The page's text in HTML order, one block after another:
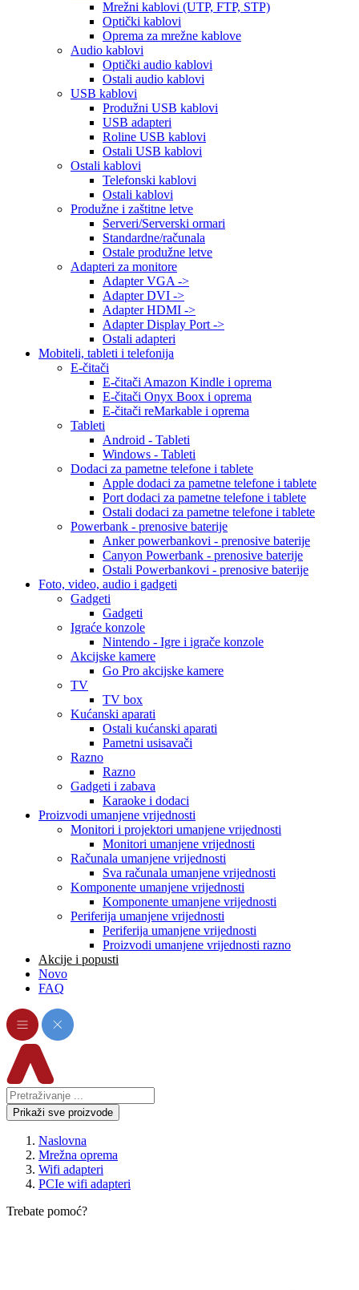
Mrežni kablovi (UTP, FTP, STP)
Optički kablovi
Oprema za mrežne kablove
Audio kablovi
Optički audio kablovi
Ostali audio kablovi
USB kablovi
Produžni USB kablovi
USB adapteri
Roline USB kablovi
Ostali USB kablovi
Ostali kablovi
Telefonski kablovi
Ostali kablovi
Produžne i zaštitne letve
Serveri/Serverski ormari
Standardne/računala
Ostale produžne letve
Adapteri za monitore
Adapter VGA ->
Adapter DVI ->
Adapter HDMI ->
Adapter Display Port ->
Ostali adapteri
Mobiteli, tableti i telefonija
E-čitači
E-čitači Amazon Kindle i oprema
E-čitači Onyx Boox i oprema
E-čitači reMarkable i oprema
Tableti
Android - Tableti
Windows - Tableti
Dodaci za pametne telefone i tablete
Apple dodaci za pametne telefone i tablete
Port dodaci za pametne telefone i tablete
Ostali dodaci za pametne telefone i tablete
Powerbank - prenosive baterije
Anker powerbankovi - prenosive baterije
Canyon Powerbank - prenosive baterije
Ostali Powerbankovi - prenosive baterije
Foto, video, audio i gadgeti
Gadgeti
Gadgeti
Igraće konzole
Nintendo - Igre i igrače konzole
Akcijske kamere
Go Pro akcijske kamere
TV
TV box
Kućanski aparati
Ostali kućanski aparati
Pametni usisavači
Razno
Razno
Gadgeti i zabava
Karaoke i dodaci
Proizvodi umanjene vrijednosti
Monitori i projektori umanjene vrijednosti
Monitori umanjene vrijednosti
Računala umanjene vrijednosti
Sva računala umanjene vrijednosti
Komponente umanjene vrijednosti
Komponente umanjene vrijednosti
Periferija umanjene vrijednosti
Periferija umanjene vrijednosti
Proizvodi umanjene vrijednosti razno
Akcije i popusti
Novo
FAQ
Prikaži sve proizvode
Naslovna
Mrežna oprema
Wifi adapteri
PCIe wifi adapteri
Trebate pomoć?